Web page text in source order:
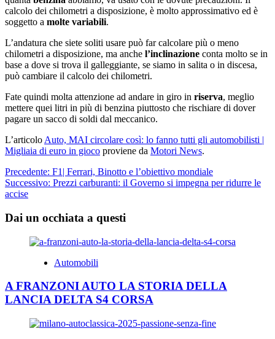
calcolo dei chilometri a disposizione, è molto approssimativo ed è
soggetto a molte variabili.
L’andatura che siete soliti usare può far calcolare più o meno
chilometri a disposizione, ma anche l’inclinazione conta molto se in
base a dove si trova il galleggiante, se siamo in salita o in discesa,
può cambiare il calcolo dei chilometri.
Fate quindi molta attenzione ad andare in giro in riserva, meglio
mettere quei litri in più di benzina piuttosto che rischiare di dover
pagare un sacco di soldi dal meccanico.
L’articolo Auto, MAI circolare così: lo fanno tutti gli automobilisti |
Migliaia di euro in gioco proviene da Motori News.
Navigazione
articolo
Precedente: F1| Ferrari, Binotto e l’obiettivo mondiale
Successivo: Prezzi carburanti: il Governo si impegna per ridurre le
accise
Dai un occhiata a questi
Automobili
A FRANZONI AUTO LA STORIA DELLA
LANCIA DELTA S4 CORSA